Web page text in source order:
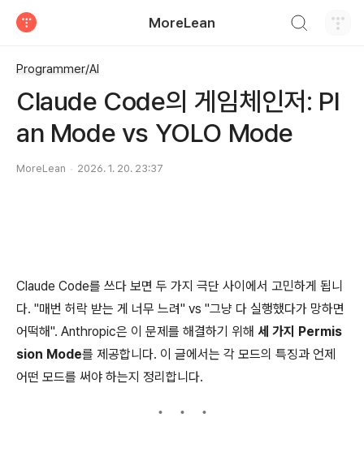
MoreLean
Programmer/AI
Claude Code의 게임체인저: Pl
an Mode vs YOLO Mode
MoreLean 2026. 1. 20. 23:37
Claude Code를 쓰다 보면 두 가지 극단 사이에서 고민하게 됩니
다. "매번 허락 받는 게 너무 느려" vs "그냥 다 실행했다가 망하면
어떡해". Anthropic은 이 문제를 해결하기 위해 세 가지 Permis
sion Mode를 제공합니다. 이 글에서는 각 모드의 특징과 언제
어떤 모드를 써야 하는지 정리합니다.